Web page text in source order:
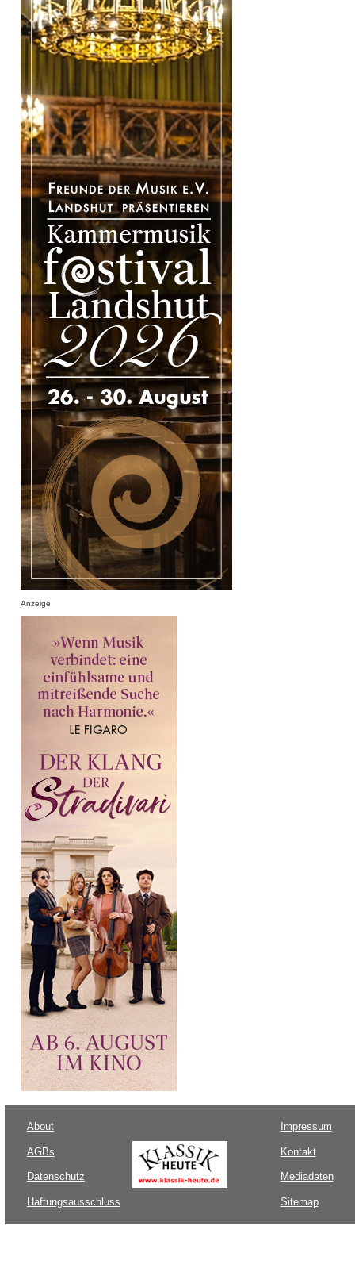
Anzeige
About
AGBs
Datenschutz
Haftungsausschluss
Impressum
Kontakt
Mediadaten
Sitemap